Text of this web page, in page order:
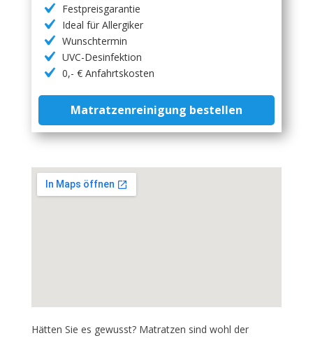
Festpreisgarantie
Ideal für Allergiker
Wunschtermin
UVC-Desinfektion
0,- € Anfahrtskosten
Matratzenreinigung bestellen
Hätten Sie es gewusst? Matratzen sind wohl der